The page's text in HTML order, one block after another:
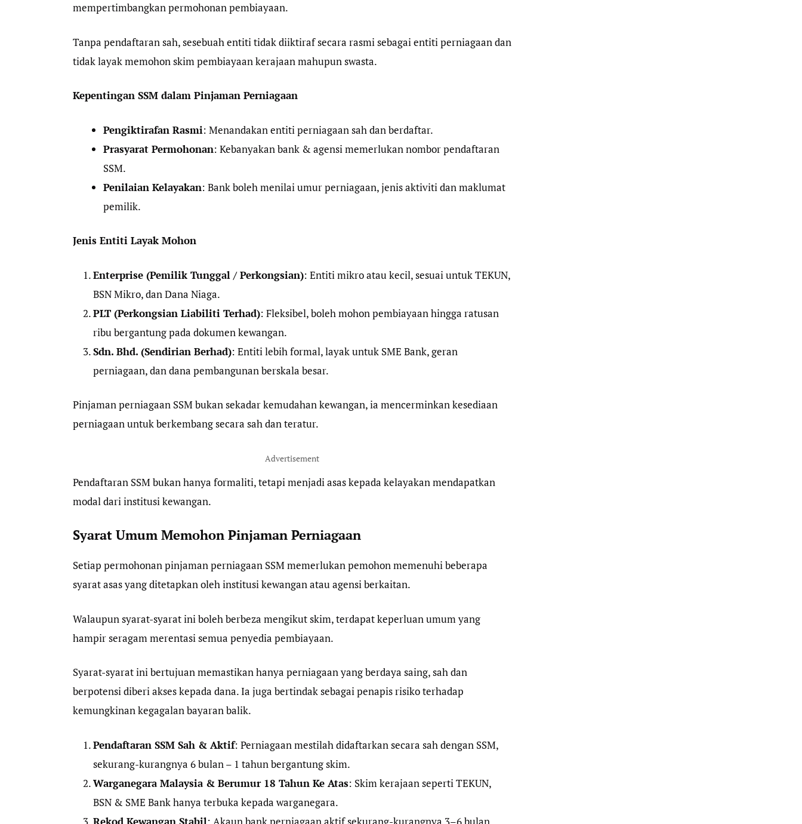
mempertimbangkan permohonan pembiayaan.
Tanpa pendaftaran sah, sesebuah entiti tidak diiktiraf secara rasmi sebagai entiti perniagaan dan
tidak layak memohon skim pembiayaan kerajaan mahupun swasta.
Kepentingan SSM dalam Pinjaman Perniagaan
Pengiktirafan Rasmi: Menandakan entiti perniagaan sah dan berdaftar.
Prasyarat Permohonan: Kebanyakan bank & agensi memerlukan nombor pendaftaran
SSM.
Penilaian Kelayakan: Bank boleh menilai umur perniagaan, jenis aktiviti dan maklumat
pemilik.
Jenis Entiti Layak Mohon
Enterprise (Pemilik Tunggal / Perkongsian): Entiti mikro atau kecil, sesuai untuk TEKUN,
BSN Mikro, dan Dana Niaga.
PLT (Perkongsian Liabiliti Terhad): Fleksibel, boleh mohon pembiayaan hingga ratusan
ribu bergantung pada dokumen kewangan.
Sdn. Bhd. (Sendirian Berhad): Entiti lebih formal, layak untuk SME Bank, geran
perniagaan, dan dana pembangunan berskala besar.
Pinjaman perniagaan SSM bukan sekadar kemudahan kewangan, ia mencerminkan kesediaan
perniagaan untuk berkembang secara sah dan teratur.
Advertisement
Pendaftaran SSM bukan hanya formaliti, tetapi menjadi asas kepada kelayakan mendapatkan
modal dari institusi kewangan.
Syarat Umum Memohon Pinjaman Perniagaan
Setiap permohonan pinjaman perniagaan SSM memerlukan pemohon memenuhi beberapa
syarat asas yang ditetapkan oleh institusi kewangan atau agensi berkaitan.
Walaupun syarat-syarat ini boleh berbeza mengikut skim, terdapat keperluan umum yang
hampir seragam merentasi semua penyedia pembiayaan.
Syarat-syarat ini bertujuan memastikan hanya perniagaan yang berdaya saing, sah dan
berpotensi diberi akses kepada dana. Ia juga bertindak sebagai penapis risiko terhadap
kemungkinan kegagalan bayaran balik.
Pendaftaran SSM Sah & Aktif: Perniagaan mestilah didaftarkan secara sah dengan SSM,
sekurang-kurangnya 6 bulan – 1 tahun bergantung skim.
Warganegara Malaysia & Berumur 18 Tahun Ke Atas: Skim kerajaan seperti TEKUN,
BSN & SME Bank hanya terbuka kepada warganegara.
Rekod Kewangan Stabil: Akaun bank perniagaan aktif sekurang-kurangnya 3–6 bulan.